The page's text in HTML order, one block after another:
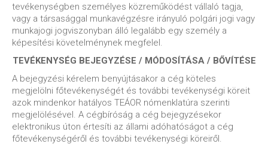
tevékenységben személyes közreműködést vállaló tagja,
vagy a társasággal munkavégzésre irányuló polgári jogi vagy
munkajogi jogviszonyban álló legalább egy személy a
képesítési követelménynek megfelel.
TEVÉKENYSÉG BEJEGYZÉSE / MÓDOSÍTÁSA / BŐVÍTÉSE
A bejegyzési kérelem benyújtásakor a cég köteles
megjelölni főtevékenységét és további tevékenységi köreit
azok mindenkor hatályos TEÁOR nómenklatúra szerinti
megjelölésével. A cégbíróság a cég bejegyzésekor
elektronikus úton értesíti az állami adóhatóságot a cég
főtevékenységéről és további tevékenységi köreiről.